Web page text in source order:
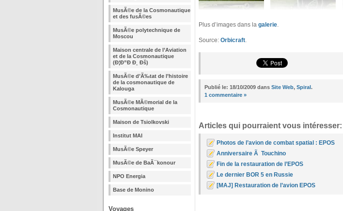
MusÃ©e de la Cosmonautique
et des fusÃ©es
MusÃ©e polytechnique de
Moscou
Maison centrale de l’Aviation
et de la Cosmonautique
(Ð¦Ð”Ð Ð¸ Ðš)
MusÃ©e d’Ã‰tat de l’histoire
de la cosmonautique de
Kalouga
MusÃ©e MÃ©morial de la
Cosmonautique
Maison de Tsiolkovski
Institut MAI
MusÃ©e Speyer
MusÃ©e de BaÃ¯konour
NPO Energia
Base de Monino
Voyages
Plus d’images dans la galerie.
Source: Orbicraft.
Publié le: 18/10/2009 dans Site Web, Spiral.
1 commentaire »
Articles qui pourraient vous intéresser:
Photos de l’avion de combat spatial : EPOS
Anniversaire Ã Touchino
Fin de la restauration de l’EPOS
Le dernier BOR 5 en Russie
[MAJ] Restauration de l’avion EPOS